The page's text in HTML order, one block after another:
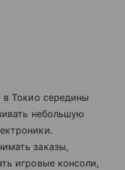
в Токио середины
небольшую
заказы,
игровые консоли,